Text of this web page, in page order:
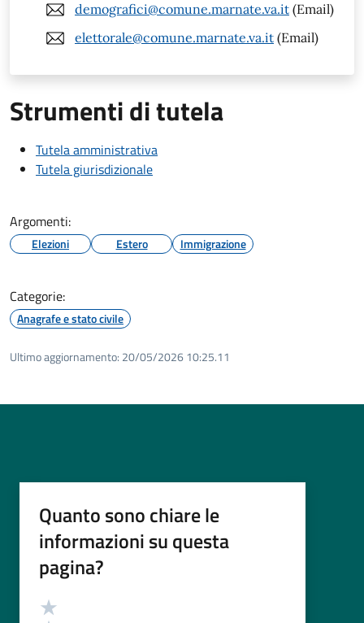
demografici@comune.marnate.va.it (Email)
elettorale@comune.marnate.va.it (Email)
Strumenti di tutela
Tutela amministrativa
Tutela giurisdizionale
Argomenti:
Elezioni Estero Immigrazione
Categorie:
Anagrafe e stato civile
Ultimo aggiornamento: 20/05/2026 10:25.11
Quanto sono chiare le
informazioni su questa
pagina?
Valutazione